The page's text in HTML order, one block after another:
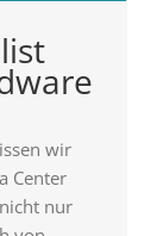
wir
Center
nur